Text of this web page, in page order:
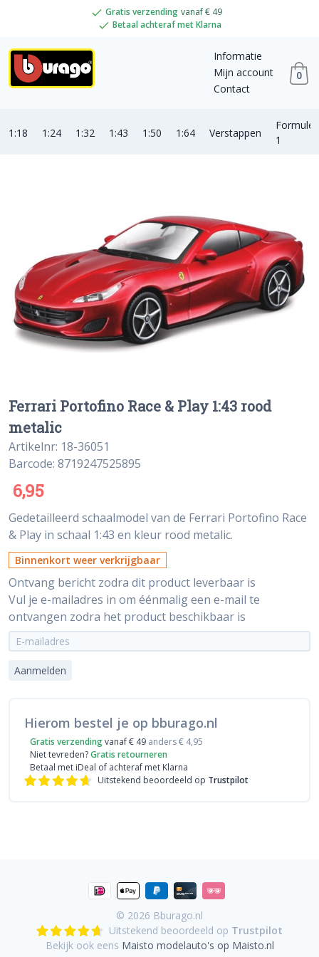
Gratis verzending vanaf € 49
Betaal achteraf met Klarna
Informatie
Mijn account
Contact
0
1:18 1:24 1:32 1:43 1:50 1:64 Verstappen
Formule
1
Ferrari Portofino Race & Play 1:43 rood
metalic
Artikelnr: 18-36051
Barcode: 8719247525895
6,95
Gedetailleerd schaalmodel van de Ferrari Portofino Race
& Play in schaal 1:43 en kleur rood metalic.
Binnenkort weer verkrijgbaar
Ontvang bericht zodra dit product leverbaar is
Vul je e-mailadres in om éénmalig een e-mail te
ontvangen zodra het product beschikbaar is
Aanmelden
Hierom bestel je op bburago.nl
Gratis verzendingvanaf € 49 anders € 4,95
Niet tevreden?Gratis retourneren
Betaal met iDeal of achteraf met Klarna
Uitstekend beoordeeld op Trustpilot
© 2026 Bburago.nl
Uitstekend beoordeeld op Trustpilot
Bekijk ook eens Maisto modelauto's op Maisto.nl